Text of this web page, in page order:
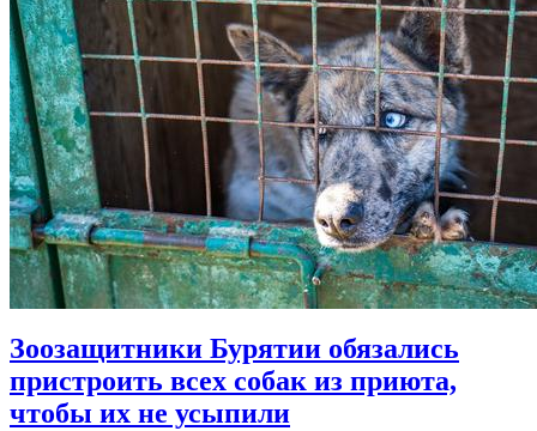
Зоозащитники Бурятии обязались
пристроить всех собак из приюта,
чтобы их не усыпили